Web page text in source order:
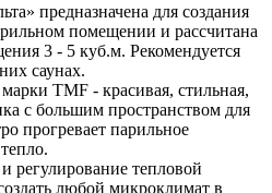
предназначена для создания
помещении и рассчитана
3 - 5 куб.м. Рекомендуется
саунах.
TMF - красивая, стильная,
с большим пространством для
прогревает парильное
регулирование тепловой
любой микроклимат в